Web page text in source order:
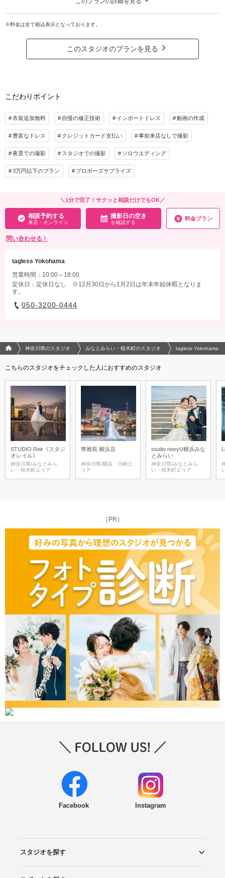
撮影料
着付け ヘアメイク 小物一式
データ 160カット
その他含むもの
ドレス／タキシード／ワイシャツ&タイ／靴／ブーケ&ブートニア／ロングベール／
着付け／新婦ヘアメイク／アテンドスタッフ／写真クオリティ補正／撮影カットリク
エスト／悪天候時の日程変更料
相談予約する
来店・オンライン
撮影日の空き
を確認する
クラシカルな「開港記念会館」×自然体で楽しむ「横浜ストリート」。ハイクオ
リティレタッチ10枚付き
ケ地追加＆撮影時間延長半額 ④追加カット数半額 ⑤アルバム半額 ⑥ドレス2着
撮影料
着付け ヘアメイク 小物一式
アルバム データ 110カット 台紙付写真
衣装追加 会食 挙式
家族と撮影 家族用衣装レンタル
その他含むもの
着付け／新婦ヘアメイク／アテンドスタッフ／写真クオリティ補正／撮影カットリク
エスト／悪天候時の日程変更料
相談予約する 撮影日の空き
※料金は全て税込表示となっております。
このスタジオのプランを見る
こだわりポイント
衣装追加無料 自慢の修正技術 インポートドレス 動画の作成
豊富なドレス クレジットカード支払い 事前来店なしで撮影
夜景での撮影 スタジオでの撮影 ソロウエディング
3万円以下のプラン プロポーズサプライズ
＼1分で完了！サクッと相談だけでもOK／
相談予約する
来店・オンライン
撮影日の空き
を確認する
料金プラン
問い合わせる
tagless Yokohama
営業時間：10:00～18:00
定休日：定休日なし ※12月30日から1月2日は年末年始休暇となりま
す。
050-3200-0444
フォトウエディング/結婚写真のPhotorait ホーム
神奈川県のスタジオ みなとみらい・桜木町のスタジオ tagless Yokohama
こちらのスタジオをチェックした人におすすめのスタジオ
STUDIO Reir《スタジ
オレイル》
神奈川県/みなとみら
い・桜木町エリア
華雅苑 横浜店
神奈川県/横浜・川崎エ
リア
studio neeyU横浜みな
とみらい
神奈川県/みなとみら
い・桜木町エリア
［PR］
Facebook Instagram
スタジオを探す